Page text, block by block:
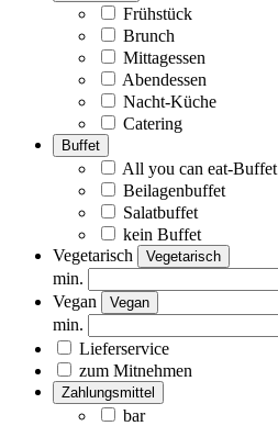
Frühstück
Brunch
Mittagessen
Abendessen
Nacht-Küche
Catering
Buffet
All you can eat-Buffet
Beilagenbuffet
Salatbuffet
kein Buffet
Vegetarisch
Vegetarisch
min.
Vegan
Vegan
min.
Lieferservice
zum Mitnehmen
Zahlungsmittel
bar